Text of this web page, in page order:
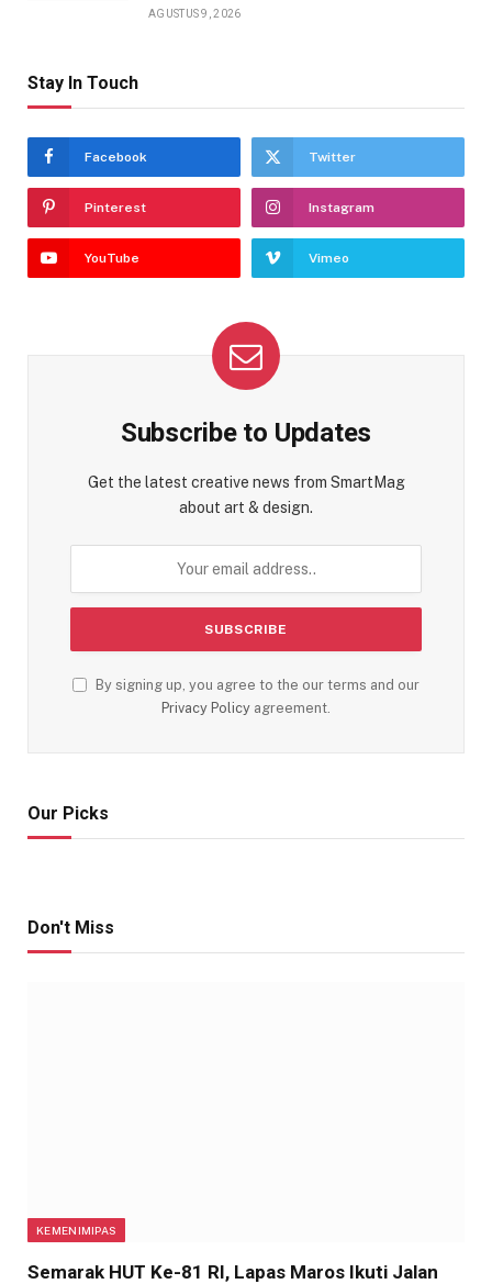
AGUSTUS 9, 2026
Stay In Touch
Facebook Twitter
Pinterest Instagram
YouTube Vimeo
Subscribe to Updates
Get the latest creative news from SmartMag
about art & design.
By signing up, you agree to the our terms and our
Privacy Policy agreement.
Our Picks
Don't Miss
KEMENIMIPAS
Semarak HUT Ke-81 RI, Lapas Maros Ikuti Jalan